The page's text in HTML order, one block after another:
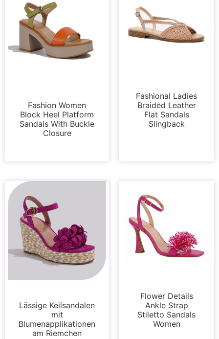
Fashion Women
Block Heel Platform
Sandals With Buckle
Closure
Fashional Ladies
Braided Leather
Flat Sandals
Slingback
Lässige Keilsandalen
mit
Blumenapplikationen
am Riemchen
Flower Details
Ankle Strap
Stiletto Sandals
Women